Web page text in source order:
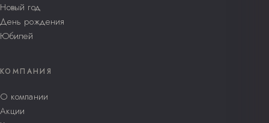
Новый год
День рождения
Юбилей
КОМПАНИЯ
О компании
Акции